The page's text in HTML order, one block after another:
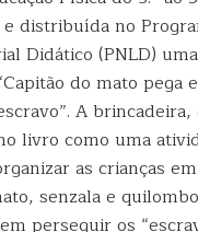
distribuída no
Didático (PNLD)
do mato pega
A brincadeira,
livro como uma
as crianças
senzala e
perseguir os